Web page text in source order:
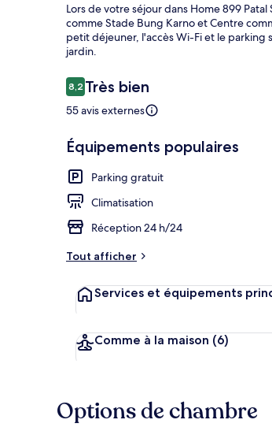
Lors de votre séjour dans Home 899
comme Stade Bung Karno et Centre
petit déjeuner, l'accès Wi-Fi et le parking
jardin.
Avis
voyageurs
8,28,2 sur 10
Très bien
55 avis externes
Équipements populaires
Parking gratuit
Climatisation
Réception 24 h/24
Tout afficher
Services et équipements
Comme à la maison (6)
Options de chambre